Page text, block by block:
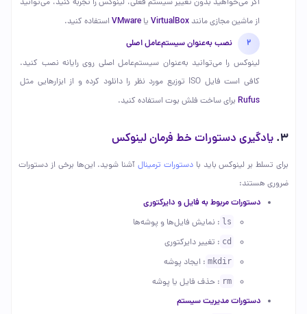
اگر می‌خواهید بدون تغییر سیستم فعلی، لینوکس را تجربه کنید، می‌توانید
از ماشین مجازی مانندVirtualBox یاVMwareاستفاده کنید.
نصب به‌عنوان سیستم‌عامل اصلی
لینوکس را می‌توانید به‌عنوان سیستم‌عامل اصلی روی رایانه نصب کنید.
کافی است فایل ISO توزیع مورد نظر را دانلود کرده و از ابزارهایی مثل
Rufus برای ساخت فلش بوت استفاده کنید.
3. یادگیری دستورات خط فرمان لینوکس
برای تسلط بر لینوکس باید بادستورات ترمینالآشنا شوید. این‌ها برخی از دستورات
ضروری هستند:
دستورات مربوط به فایل و دایرکتوری
ls : نمایش فایل‌ها و پوشه‌ها
cd : تغییر دایرکتوری
mkdir : ایجاد پوشه
rm : حذف فایل یا پوشه
دستورات مدیریت سیستم